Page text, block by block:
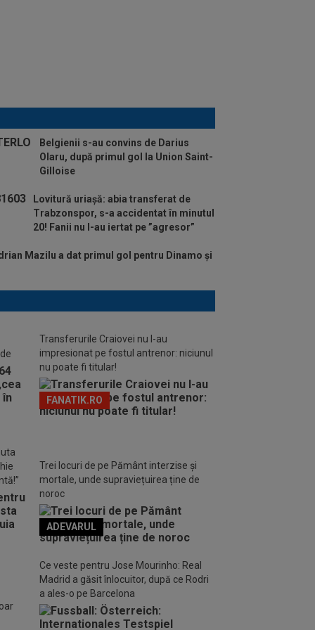
Belgienii s-au convins de Darius
Olaru, după primul gol la Union Saint-
Gilloise
Lovitură uriașă: abia transferat de
Trabzonspor, s-a accidentat în minutul
20! Fanii nu l-au iertat pe ”agresor”
Mazilu a dat primul gol pentru Dinamo și
Transferurile Craiovei nu l-au
impresionat pe fostul antrenor: niciunul
nu poate fi titular!
FANATIK.RO
Trei locuri de pe Pământ interzise și
mortale, unde supraviețuirea ține de
noroc
ADEVARUL
Ce veste pentru Jose Mourinho: Real
Madrid a găsit înlocuitor, după ce Rodri
a ales-o pe Barcelona